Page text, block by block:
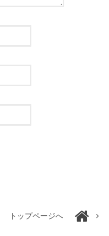
トップページへ